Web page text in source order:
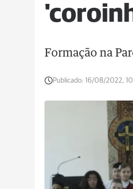
Formação na
Publicado: 16/08/2022,